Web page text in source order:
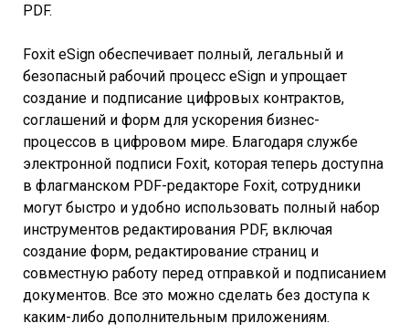
PDF.
Foxit eSign обеспечивает полный, легальный и
безопасный рабочий процесс eSign и упрощает
создание и подписание цифровых контрактов,
соглашений и форм для ускорения бизнес-
процессов в цифровом мире. Благодаря службе
электронной подписи Foxit, которая теперь доступна
в флагманском PDF-редакторе Foxit, сотрудники
могут быстро и удобно использовать полный набор
инструментов редактирования PDF, включая
создание форм, редактирование страниц и
совместную работу перед отправкой и подписанием
документов. Все это можно сделать без доступа к
каким-либо дополнительным приложениям.